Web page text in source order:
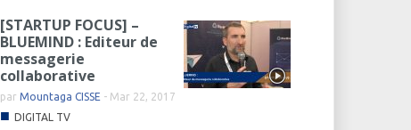
[STARTUP FOCUS] –
BLUEMIND : Editeur de
messagerie
collaborative
parMountaga CISSE - Mar 22, 2017
■ DIGITAL TV